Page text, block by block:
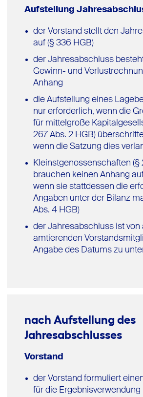
Aufstellung
der Vorstand stellt den
auf (§ 336 HGB)
der Jahresabschluss
Gewinn- und
Anhang
die Aufstellung eines
nur erforderlich, wenn die
für mittelgroße
267 Abs. 2 HGB)
wenn die Satzung dies
Kleinstgenossenschaften (§
brauchen keinen Anhang
wenn sie stattdessen die
Angaben unter der Bilanz
Abs. 4 HGB)
der Jahresabschluss ist von
amtierenden
Angabe des Datums zu
nach Aufstellung des
Jahresabschlusses
Vorstand
der Vorstand formuliert
für die Ergebnisverwendung